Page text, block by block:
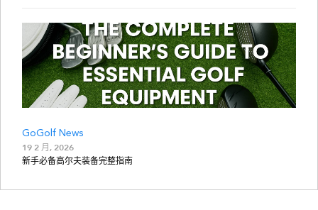
GoGolf News
19 2 月, 2026
新手必备高尔夫装备完整指南